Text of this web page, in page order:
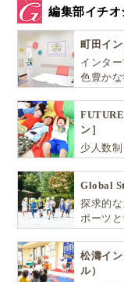
編集部イチ
町田イ
インタ
色豊か
ン］
少人数
Global
探求的
ポーツ
松濤イ
ル）